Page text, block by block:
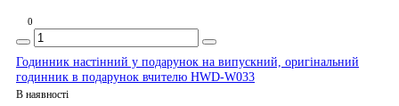
0
Годинник настінний у подарунок на випускний, оригінальний
годинник в подарунок вчителю HWD-W033
В наявності